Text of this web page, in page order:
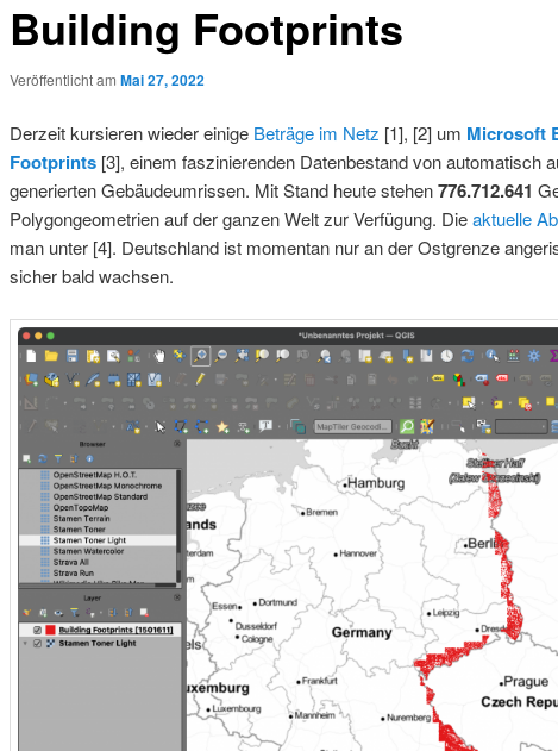
Building Footprints
Veröffentlicht am Mai 27, 2022
Derzeit kursieren wieder einige Beträge im Netz [1], [2] um Microsoft
Footprints[3], einem faszinierenden Datenbestand von automatisch
generierten Gebäudeumrissen. Mit Stand heute stehen776.712.641
Polygongeometrien auf der ganzen Welt zur Verfügung. Dieaktuelle
man unter [4]. Deutschland ist momentan nur an der Ostgrenze
sicher bald wachsen.